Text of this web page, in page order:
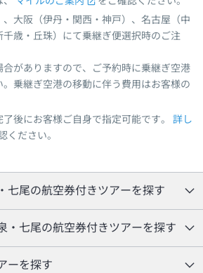
、大阪（伊丹・関西・神戸）、名古屋（中
歳・丘珠）にて乗継ぎ便選択時のご注
がありますので、ご予約時に乗継ぎ空港
乗継ぎ空港の移動に伴う費用はお客様の
後にお客様ご自身で指定可能です。
詳し
ください。
七尾の航空券付きツアーを探す
・七尾の航空券付きツアーを探す
ーを探す